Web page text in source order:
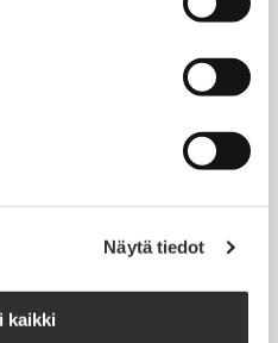
Näytä tiedot
kaikkiseurakuntien hengellisessä